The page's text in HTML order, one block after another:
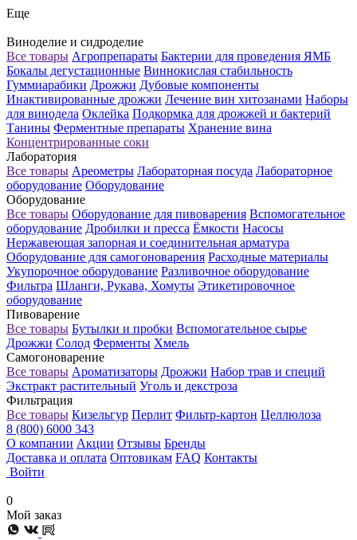
Еще
Виноделие и сидроделие
Все товары Агропрепараты Бактерии для проведения ЯМБ
Бокалы дегустационные Виннокислая стабильность
Гуммиарабики Дрожжи Дубовые компоненты
Инактивированные дрожжи Лечение вин хитозанами Наборы
для винодела Оклейка Подкормка для дрожжей и бактерий
Танины Ферментные препараты Хранение вина
Концентрированные соки
Лаборатория
Все товары Ареометры Лабораторная посуда Лабораторное
оборудование Оборудование
Оборудование
Все товары Оборудование для пивоварения Вспомогательное
оборудование Дробилки и пресса Ёмкости Насосы
Нержавеющая запорная и соединительная арматура
Оборудование для самогоноварения Расходные материалы
Укупорочное оборудование Разливочное оборудование
Фильтра Шланги, Рукава, Хомуты Этикетировочное
оборудование
Пивоварение
Все товары Бутылки и пробки Вспомогательное сырье
Дрожжи Солод Ферменты Хмель
Самогоноварение
Все товары Ароматизаторы Дрожжи Набор трав и специй
Экстракт растительный Уголь и декстроза
Фильтрация
Все товары Кизельгур Перлит Фильтр-картон Целлюлоза
8 (800) 6000 343
О компании Акции Отзывы Бренды
Доставка и оплата Оптовикам FAQ Контакты
Войти
0
Мой заказ